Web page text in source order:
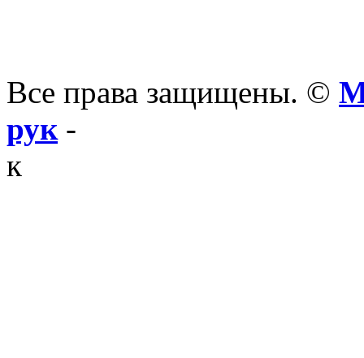
Все права защищены. ©
рук-
к